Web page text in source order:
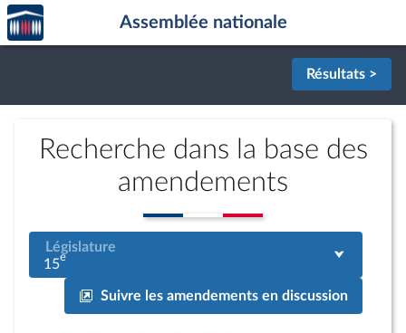
Aller au contenu
Aller en bas de la page
Accèder
à la
page
Assemblée nationale
Résultats >
Recherche dans la base des
amendements
Législature
15e
Suivre les amendements en discussion